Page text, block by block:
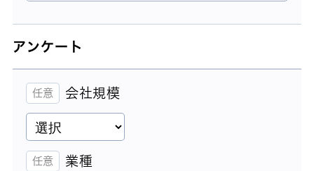
アンケート
会社規模
業種